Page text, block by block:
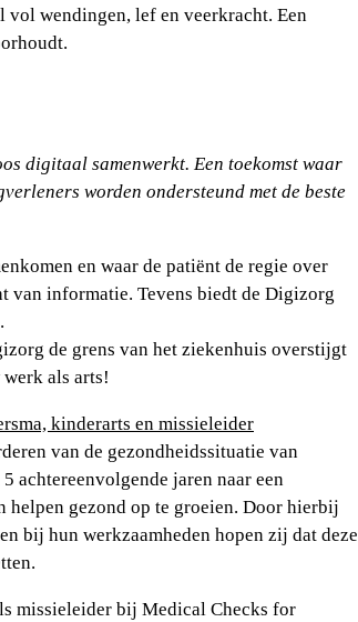
vol wendingen, lef en veerkracht. Een
digitaal samenwerkt. Een toekomst waar
worden ondersteund met de beste
en waar de patiënt de regie over
van informatie. Tevens biedt de Digizorg
de grens van het ziekenhuis overstijgt
als arts!
kinderarts en missieleider
van de gezondheidssituatie van
achtereenvolgende jaren naar een
helpen gezond op te groeien. Door hierbij
bij hun werkzaamheden hopen zij dat deze
missieleider bij Medical Checks for